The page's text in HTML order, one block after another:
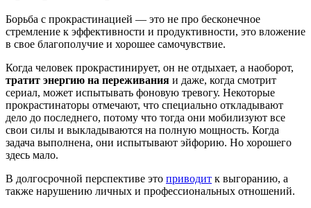
Борьба с прокрастинацией — это не про бесконечное
стремление к эффективности и продуктивности, это вложение
в свое благополучие и хорошее самочувствие.
Когда человек прокрастинирует, он не отдыхает, а наоборот,
тратит энергию на переживания и даже, когда смотрит
сериал, может испытывать фоновую тревогу. Некоторые
прокрастинаторы отмечают, что специально откладывают
дело до последнего, потому что тогда они мобилизуют все
свои силы и выкладываются на полную мощность. Когда
задача выполнена, они испытывают эйфорию. Но хорошего
здесь мало.
В долгосрочной перспективе это приводит к выгоранию, а
также нарушению личных и профессиональных отношений.